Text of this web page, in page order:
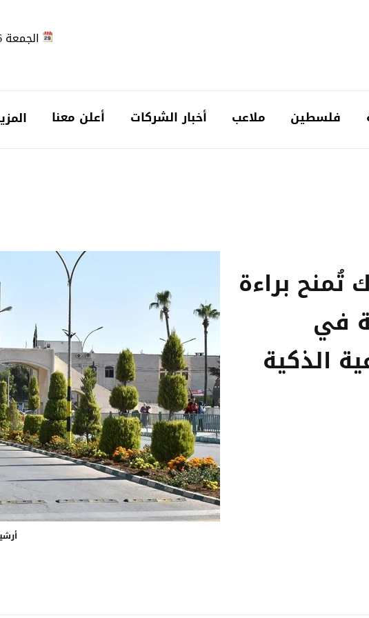
الجمعة 2026-08-07
فلسطين ملاعب أخبار الشركات أعلن معنا
تُمنح براءة
في
الذكية